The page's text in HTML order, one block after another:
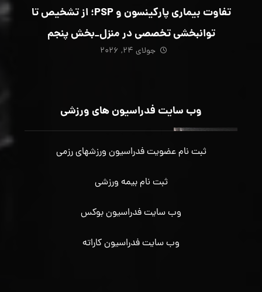
تفاوت بیماری پارکینسون و PSP؛ از تشخیص تا
توانبخشی تخصصی در منزل_بخش پنجم
جولای ۲۴, ۲۰۲۶
وب سایت فدراسیون های ورزشی
ثبت نام عضویت فدراسیون ورزشهای رزمی
ثبت نام بیمه ورزشی
وب سایت فدراسیون بوکس
وب سایت فدراسیون کاراته